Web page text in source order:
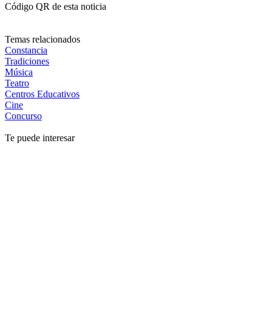
Código QR de esta noticia
Temas relacionados
Constancia
Tradiciones
Música
Teatro
Centros Educativos
Cine
Concurso
Te puede interesar